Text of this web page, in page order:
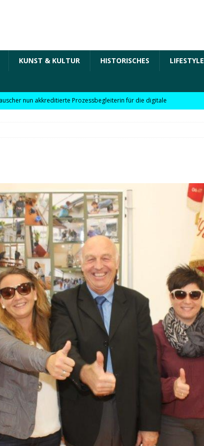
KUNST & KULTUR HISTORISCHES LIFESTYLE
nun akkreditierte Prozessbegleiterin für die digitale
KMU
WIRTSCHAFT
Einzelhandel bei Digitalisierung unterstützen
Lösungen für den Einzelhandel Lindauer Zeitung –
und freien Mitarbeitern mehr Raum geben wegen Corona
für Unternehmen die von der Corona-Krise betroffen
über das von der Bundesregierung veröffentlichte
Unternehmen
WIRTSCHAFT
als Kraft für neue Konzepte und Innovationen